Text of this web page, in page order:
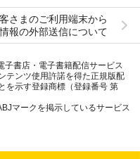
さまのご利用端末から
報の外部送信について
子書店・電子書籍配信サービス
テンツ使用許諾を得た正規版配
を示す登録商標（登録番号 第
マークを掲示しているサービス